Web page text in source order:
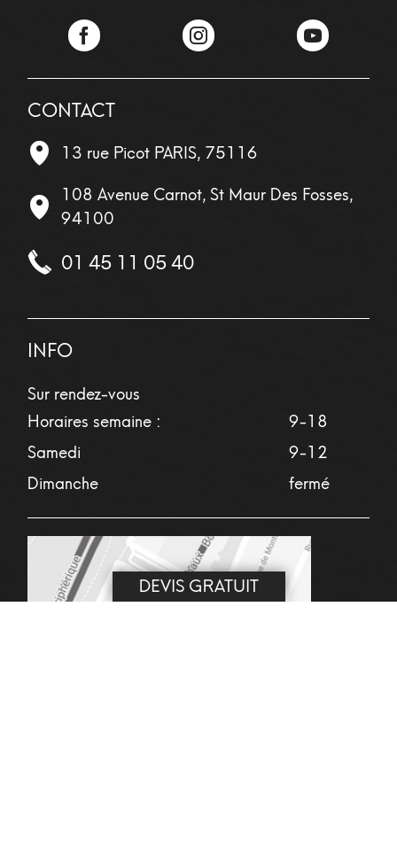
YouTube
CONTACT
13 rue Picot PARIS, 75116
108 Avenue Carnot, St Maur Des Fosses,
94100
01 45 11 05 40
INFO
Sur rendez-vous
Horaires semaine :
9-18
Samedi
9-12
Dimanche
fermé
DEVIS GRATUIT